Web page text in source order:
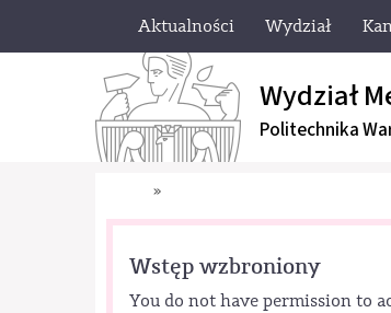
Aktualności Wydział
Wydział
Politechnika
»
Wstęp wzbroniony
You do not have permission to